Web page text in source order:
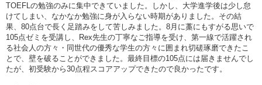
TOEFLの勉強のみに集中できていました。しかし、大学進学後は少し怠
けてしまい、なかなか勉強に身が入らない時期がありました。その結
果、80点台で長く足踏みをして苦しみました。8月に藁にもすがる思いで
105点ゼミを受講し、Rex先生の丁寧なご指導を受け、第一線で活躍され
る社会人の方々・同世代の優秀な学生の方々に囲まれ切磋琢磨できたこ
とで、壁を破ることができました。最終目標の105点には届きませんでし
たが、初受験から30点程スコアアップできたので良かったです。